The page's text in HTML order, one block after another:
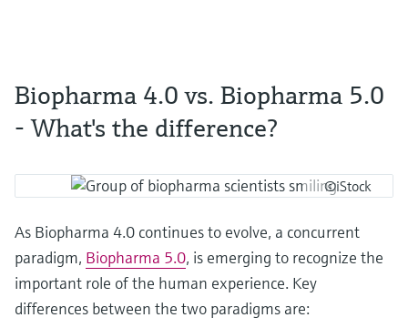
Biopharma 4.0 vs. Biopharma 5.0
- What's the difference?
©iStock
As Biopharma 4.0 continues to evolve, a concurrent
paradigm, Biopharma 5.0, is emerging to recognize the
important role of the human experience. Key
differences between the two paradigms are: